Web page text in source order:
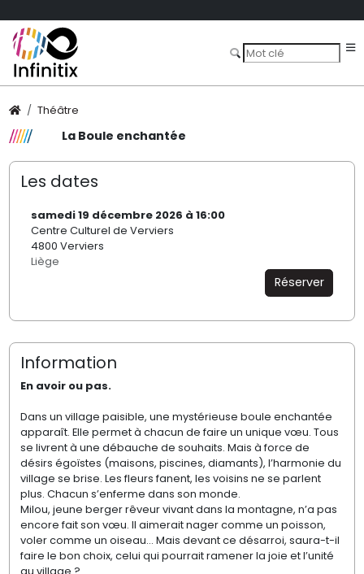
Théâtre
La Boule enchantée
Les dates
samedi 19 décembre 2026 à 16:00
Centre Culturel de Verviers
4800 Verviers
Liège
Réserver
Information
En avoir ou pas.
Dans un village paisible, une mystérieuse boule enchantée
apparaît. Elle permet à chacun de faire un unique vœu. Tous
se livrent à une débauche de souhaits. Mais à force de
désirs égoïstes (maisons, piscines, diamants), l’harmonie du
village se brise. Les fleurs fanent, les voisins ne se parlent
plus. Chacun s’enferme dans son monde.
Milou, jeune berger rêveur vivant dans la montagne, n’a pas
encore fait son vœu. Il aimerait nager comme un poisson,
voler comme un oiseau… Mais devant ce désarroi, saura-t-il
faire le bon choix, celui qui pourrait ramener la joie et l’unité